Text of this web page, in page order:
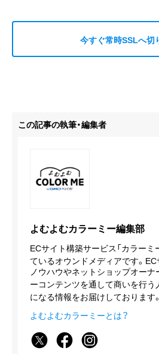
今すぐ常時SSLへ切
この記事の執筆・編集者
よむよむカラーミー編集部
ECサイト構築サービス「カラーミ
ているオウンドメディアです。
ノウハウやネットショップオーナ
ーコンテンツを通して商いを行う
になる情報をお届けしております。
よむよむカラーミーとは？